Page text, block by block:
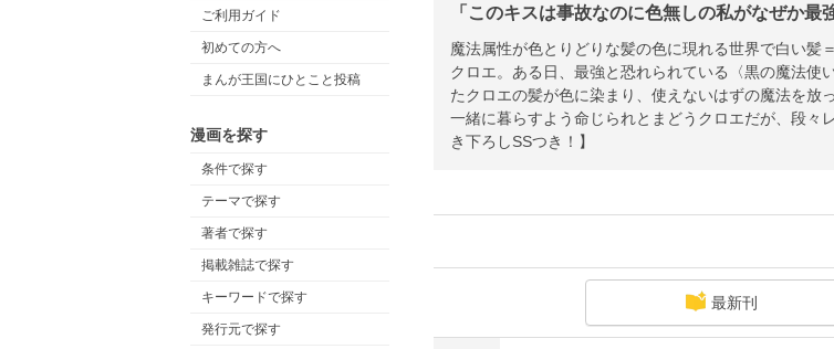
ご利用ガイド
初めての方へ
まんが王国にひとこと投稿
漫画を探す
条件で探す
テーマで探す
著者で探す
掲載雑誌で探す
キーワードで探す
発行元で探す
「このキスは事故なのに色無しの私がなぜか
魔法属性が色とりどりな髪の色に現れる世界で白い
クロエ。ある日、最強と恐れられている〈黒の魔法使
たクロエの髪が色に染まり、使えないはずの魔法を放
一緒に暮らすよう命じられとまどうクロエだが、段
き下ろしSSつき！】
最新刊